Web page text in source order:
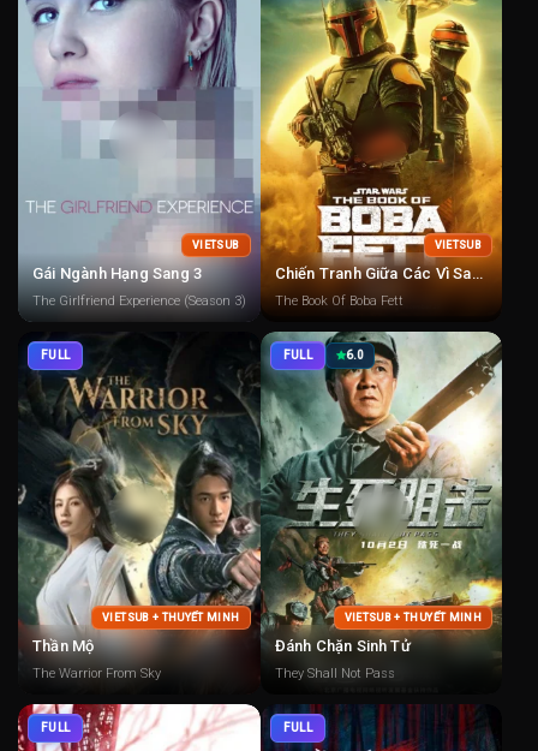
VIETSUB
Gái Ngành Hạng Sang 3
The Girlfriend Experience (Season 3)
VIETSUB
Chiến Tranh Giữa Các Vì Sao: Sách Của Boba Fett
The Book Of Boba Fett
FULL
VIETSUB + THUYẾT MINH
Thần Mộ
The Warrior From Sky
FULL 6.0
VIETSUB + THUYẾT MINH
Đánh Chặn Sinh Tử
They Shall Not Pass
FULL FULL